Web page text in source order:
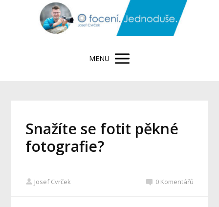
MENU
Snažíte se fotit pěkné
fotografie?
Josef Cvrček 0 Komentářů